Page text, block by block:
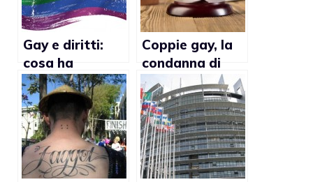
Gay e diritti:
cosa ha
portato il
2015?
Coppie gay, la
condanna di
Strasburgo
cambierà
l’Italia?